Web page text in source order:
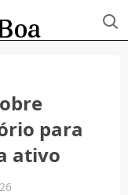
para
ativo